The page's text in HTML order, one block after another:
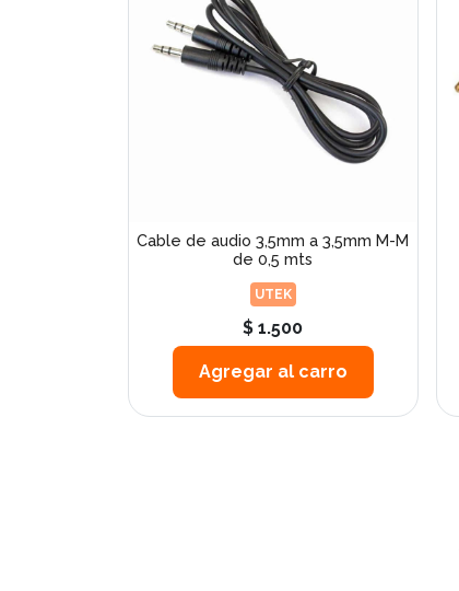
Cable de audio 3,5mm a 3,5mm M-M
de 0,5 mts
UTEK
$ 1.500
Agregar al carro